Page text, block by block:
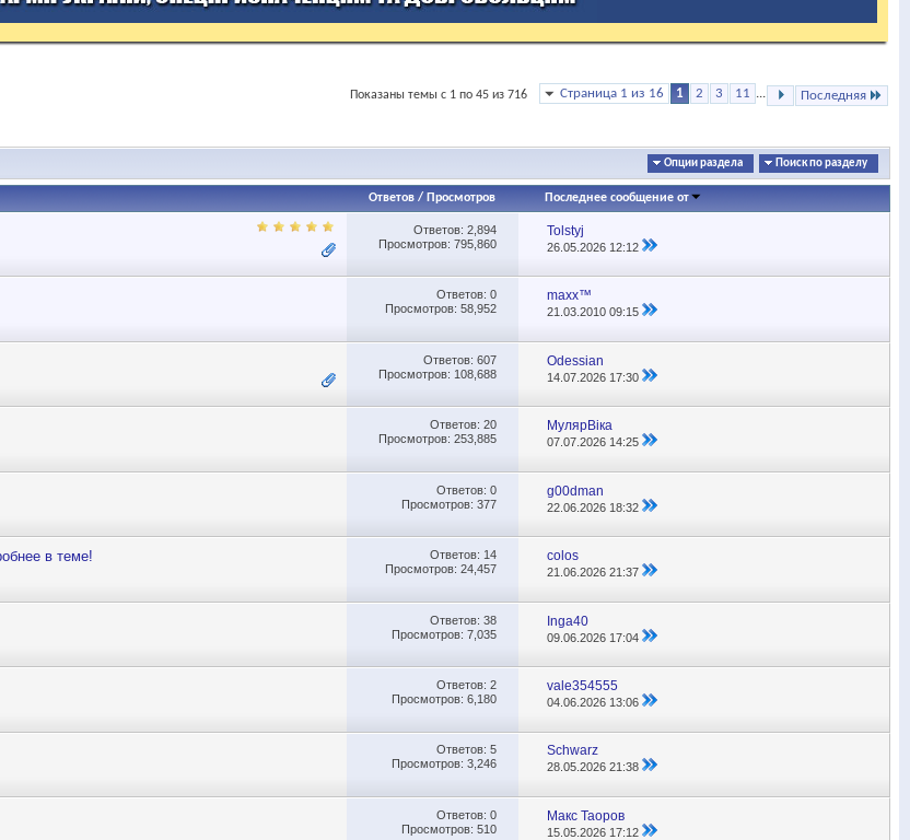
Страница 1 из 16 1 2 3 11 ... Последняя
Показаны темы с 1 по 45 из 716
Опции раздела Поиск по разделу
Ответов/ Просмотров Последнее сообщение от
Ответов: 2,894
Просмотров: 795,860
Tolstyj
26.05.2026 12:12
Ответов: 0
Просмотров: 58,952
maxx™
21.03.201009:15
Ответов: 607
Просмотров: 108,688
Odessian
14.07.2026 17:30
Ответов: 20
Просмотров: 253,885
МулярВіка
07.07.2026 14:25
Ответов: 0
Просмотров: 377
g00dman
22.06.2026 18:32
в теме! Ответов: 14
Просмотров: 24,457
colos
21.06.202621:37
Ответов: 38
Просмотров: 7,035
Inga40
09.06.2026 17:04
Ответов: 2
Просмотров: 6,180
vale354555
04.06.2026 13:06
Ответов: 5
Просмотров: 3,246
Schwarz
28.05.202621:38
Ответов: 0
Просмотров: 510
Макс Таоров
15.05.2026 17:12